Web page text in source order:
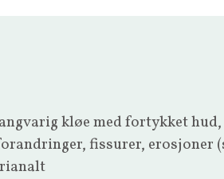
kløe med fortykket hud,
fissurer, erosjoner